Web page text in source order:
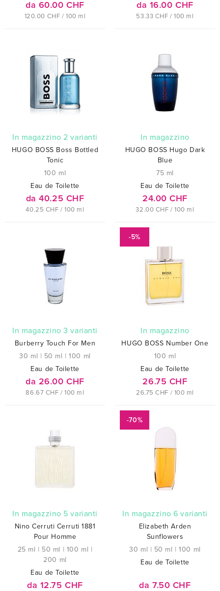
da 60.00 CHF
120.00 CHF / 100 ml
da 16.00 CHF
53.33 CHF / 100 ml
In magazzino 2 varianti
HUGO BOSS Boss Bottled
Tonic
100 ml
Eau de Toilette
da 40.25 CHF
40.25 CHF / 100 ml
In magazzino
HUGO BOSS Hugo Dark
Blue
75 ml
Eau de Toilette
24.00 CHF
32.00 CHF / 100 ml
In magazzino 3 varianti
Burberry Touch For Men
30 ml | 50 ml |100 ml
Eau de Toilette
da 26.00 CHF
86.67 CHF / 100 ml
-5%
In magazzino
HUGO BOSS Number One
100 ml
Eau de Toilette
26.75 CHF
26.75 CHF / 100 ml
In magazzino 5 varianti
Nino Cerruti Cerruti 1881
Pour Homme
25 ml | 50 ml | 100 ml |
200 ml
Eau de Toilette
da 12.75 CHF
-70%
In magazzino 6 varianti
Elizabeth Arden
Sunflowers
30 ml | 50 ml |100 ml
Eau de Toilette
da 7.50 CHF